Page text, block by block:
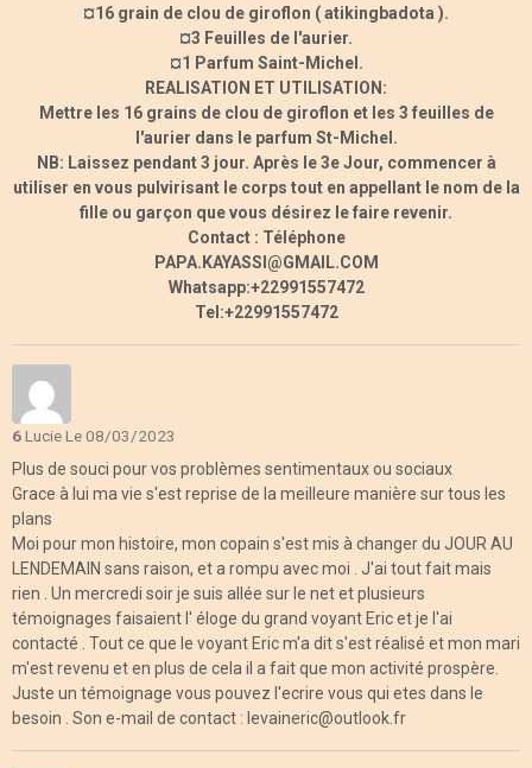
¤16 grain de clou de giroflon ( atikingbadota ).
¤3 Feuilles de l'aurier.
¤1 Parfum Saint-Michel.
REALISATION ET UTILISATION:
Mettre les 16 grains de clou de giroflon et les 3 feuilles de
l'aurier dans le parfum St-Michel.
NB: Laissez pendant 3 jour. Après le 3e Jour, commencer à
utiliser en vous pulvirisant le corps tout en appellant le nom de la
fille ou garçon que vous désirez le faire revenir.
Contact : Téléphone
PAPA.KAYASSI@GMAIL.COM
Whatsapp:+22991557472
Tel:+22991557472
6LucieLe 08/03/2023
Plus de souci pour vos problèmes sentimentaux ou sociaux
Grace à lui ma vie s'est reprise de la meilleure manière sur tous les
plans
Moi pour mon histoire, mon copain s'est mis à changer du JOUR AU
LENDEMAIN sans raison, et a rompu avec moi . J'ai tout fait mais
rien . Un mercredi soir je suis allée sur le net et plusieurs
témoignages faisaient l' éloge du grand voyant Eric et je l'ai
contacté . Tout ce que le voyant Eric m'a dit s'est réalisé et mon mari
m'est revenu et en plus de cela il a fait que mon activité prospère.
Juste un témoignage vous pouvez l'ecrire vous qui etes dans le
besoin . Son e-mail de contact : levaineric@outlook.fr